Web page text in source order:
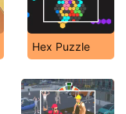
Hex Puzzle